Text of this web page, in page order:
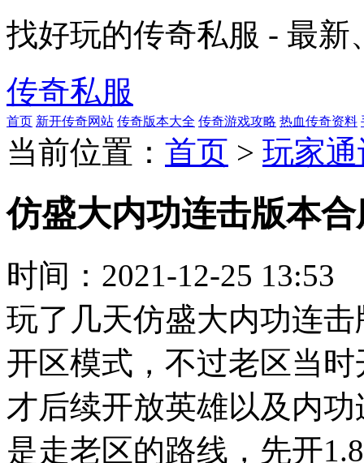
找好玩的传奇私服 - 最
传奇私服
首页 新开传奇网站 传奇版本大全 传奇游戏攻略 热血传奇资料
当前位置： 首页 > 玩家
仿盛大内功连击版本
时间： 2021-12-25 13:53
玩了几天仿盛大内功连
开区模式，不过老区当
才后续开放英雄以及内
是走老区的路线，先开